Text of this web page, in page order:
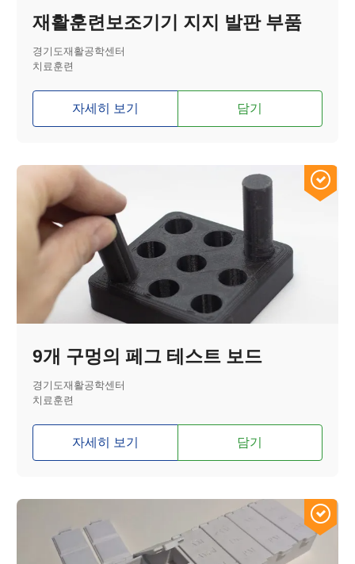
재활훈련보조기기 지지 발판 부품
경기도재활공학센터
치료훈련
자세히 보기 담기
9개 구멍의 페그 테스트 보드
경기도재활공학센터
치료훈련
자세히 보기 담기